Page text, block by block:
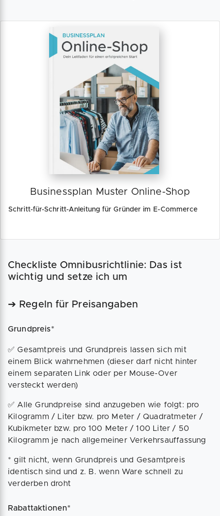
Businessplan Muster Online-Shop
Schritt-für-Schritt-Anleitung für Gründer im E-Commerce
Checkliste Omnibusrichtlinie: Das ist
wichtig und setze ich um
➔ Regeln für Preisangaben
Grundpreis*
✅ Gesamtpreis und Grundpreis lassen sich mit
einem Blick wahrnehmen (dieser darf nicht hinter
einem separaten Link oder per Mouse-Over
versteckt werden)
✅ Alle Grundpreise sind anzugeben wie folgt: pro
Kilogramm / Liter bzw. pro Meter / Quadratmeter /
Kubikmeter bzw. pro 100 Meter / 100 Liter / 50
Kilogramm je nach allgemeiner Verkehrsauffassung
* gilt nicht, wenn Grundpreis und Gesamtpreis
identisch sind und z. B. wenn Ware schnell zu
verderben droht
Rabattaktionen*